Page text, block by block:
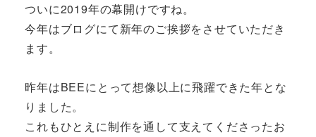
ついに2019年の幕開けですね。
今年はブログにて新年のご挨拶をさせていただき
ます。
昨年はBEEにとって想像以上に飛躍できた年とな
りました。
これもひとえに制作を通して支えてくださったお